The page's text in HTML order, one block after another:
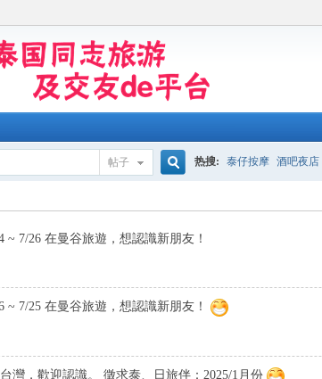
帖子 热搜: 泰仔按摩 酒吧夜店
~ 7/26 在曼谷旅遊，想認識新朋友！
~ 7/25 在曼谷旅遊，想認識新朋友！
灣，歡迎認識。 徵求泰、日旅伴：2025/1月份